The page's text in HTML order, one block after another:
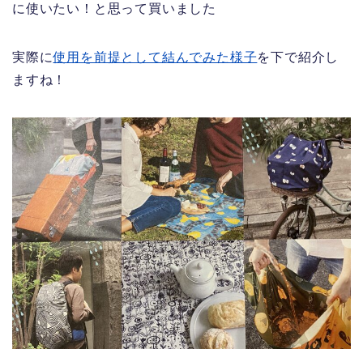
に使いたい！と思って買いました
実際に使用を前提として結んでみた様子を下で紹介し
ますね！